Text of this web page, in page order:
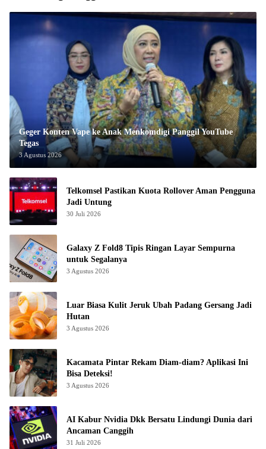
Geger Konten Vape ke Anak Menkomdigi Panggil YouTube
Tegas
3 Agustus 2026
Telkomsel Pastikan Kuota Rollover Aman Pengguna
Jadi Untung
30 Juli 2026
Galaxy Z Fold8 Tipis Ringan Layar Sempurna
untuk Segalanya
3 Agustus 2026
Luar Biasa Kulit Jeruk Ubah Padang Gersang Jadi
Hutan
3 Agustus 2026
Kacamata Pintar Rekam Diam-diam? Aplikasi Ini
Bisa Deteksi!
3 Agustus 2026
AI Kabur Nvidia Dkk Bersatu Lindungi Dunia dari
Ancaman Canggih
31 Juli 2026